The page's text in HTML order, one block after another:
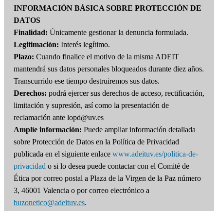
INFORMACIÓN BÁSICA SOBRE PROTECCIÓN DE
DATOS
Finalidad: Únicamente gestionar la denuncia formulada.
Legitimación: Interés legítimo.
Plazo: Cuando finalice el motivo de la misma ADEIT
mantendrá sus datos personales bloqueados durante diez años.
Transcurrido ese tiempo destruiremos sus datos.
Derechos: podrá ejercer sus derechos de acceso, rectificación,
limitación y supresión, así como la presentación de
reclamación ante lopd@uv.es
Amplíe información: Puede ampliar información detallada
sobre Protección de Datos en la Política de Privacidad
publicada en el siguiente enlace www.adeituv.es/politica-de-
privacidad o si lo desea puede contactar con el Comité de
Ética por correo postal a Plaza de la Virgen de la Paz número
3, 46001 Valencia o por correo electrónico a
buzonetico@adeituv.es.